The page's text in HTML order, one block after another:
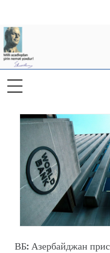
ВБ: Азербайджан